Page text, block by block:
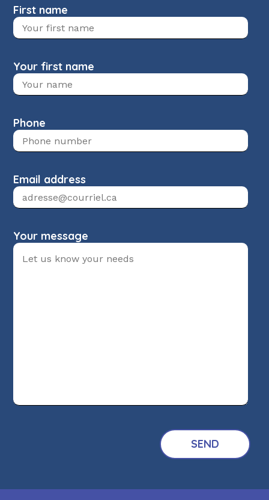
First name
Your first name
Phone
Email address
Your message